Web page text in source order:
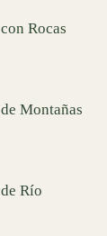
Rocas
Montañas
Río